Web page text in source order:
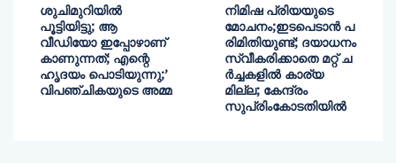
ശുചിമുറിയില്‍
പൂട്ടിയിട്ടു; ആ
വീഡിയോ ഇപ്പോഴാണ്
കാണുന്നത്; എന്റെ
ഹൃദയം പൊടിയുന്നു;’
വിപഞ്ചികയുടെ അമ്മ
നിമിഷ പ്രിയയുടെ
മോചനം;ഇടപെടാൻ പ
രിമിതിയുണ്ട്; ദയാധനം
സ്വീകരിക്കാതെ മറ്റ് ച
ര്‍ച്ചകളില്‍ കാര്യ
മില്ല; കേന്ദ്രം
സുപ്രിംകോടതിയില്‍